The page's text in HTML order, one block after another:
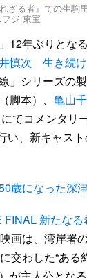
る者』での生駒
ジ 東宝
12年ぶりとな
慎次 生き続
」シリーズの
（脚本）、 亀山
てコメンタリ
い、新キャス
歳になった深
FINAL 新たなる
画は、湾岸署
交わした“ある